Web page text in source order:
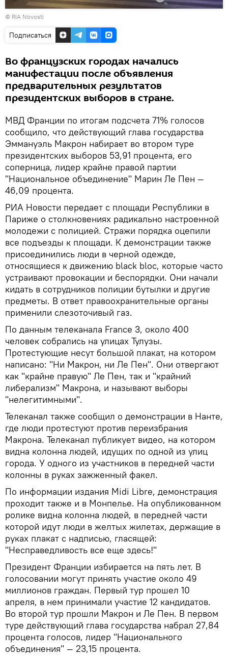
Воспроизвести
видео
© RIA Novosti
Подписаться
Во французских городах начались
манифестации после объявления
предварительных результатов
президентских выборов в стране.
МВД Франции по итогам подсчета 71% голосов
сообщило, что действующий глава государства
Эммануэль Макрон набирает во втором туре
президентских выборов 53,91 процента, его
соперница, лидер крайне правой партии
"Национальное объединение" Марин Ле Пен —
46,09 процента.
РИА Новости передает с площади Республики в
Париже о столкновениях радикально настроенной
молодежи с полицией. Стражи порядка оцепили
все подъезды к площади. К демонстрации также
присоединились люди в черной одежде,
относящиеся к движению black bloc, которые часто
устраивают провокации и беспорядки. Они начали
кидать в сотрудников полиции бутылки и другие
предметы. В ответ правоохранительные органы
применили слезоточивый газ.
По данным телеканала France 3, около 400
человек собрались на улицах Тулузы.
Протестующие несут большой плакат, на котором
написано: "Ни Макрон, ни Ле Пен". Они отвергают
как "крайне правую" Ле Пен, так и "крайний
либерализм" Макрона, и называют выборы
"нелегитимными".
Телеканал также сообщил о демонстрации в Нанте,
где люди протестуют против переизбрания
Макрона. Телеканал публикует видео, на котором
видна колонна людей, идущих по одной из улиц
города. У одного из участников в передней части
колонны в руках зажженный факел.
По информации издания Midi Libre, демонстрация
проходит также и в Монпелье. На опубликованном
ролике видна колонна людей, в передней части
которой идут люди в желтых жилетах, держащие в
руках плакат с надписью, гласящей:
"Несправедливость все еще здесь!"
Президент Франции избирается на пять лет. В
голосовании могут принять участие около 49
миллионов граждан. Первый тур прошел 10
апреля, в нем принимали участие 12 кандидатов.
Во второй тур прошли Макрон и Ле Пен. В первом
туре действующий глава государства набрал 27,84
процента голосов, лидер "Национального
объединения" — 23,15 процента.